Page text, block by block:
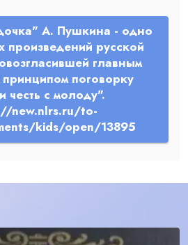
А. Пушкина - одно
произведений русской
главным
поговорку
честь с молоду".
new.nlrs.ru/to-
kids/open/13895